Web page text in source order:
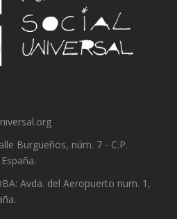
Burgueños, núm. 7 - C.P.
Avda. del Aeropuerto num. 1,